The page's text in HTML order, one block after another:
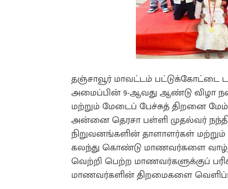
தஞ்சாவூர் மாவட்டம் பட்டுக்கோட்டை
அமைப்பின் 9-ஆவது ஆண்டு விழா
மற்றும் மேடைப் பேச்சுத் திறனை
அன்னை தெரசா பள்ளி முதல்வர்
நிறுவனங்களின் தாளாளர்கள் மற்றும்
கலந்து கொண்டு மாணவர்களை
வெற்றி பெற்ற மாணவர்களுக்குப்
மாணவர்களின் திறமைகளை